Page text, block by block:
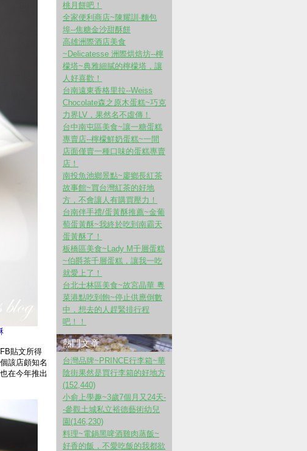
貼文所得
該店頗知名
在今年推出
桃月餅吧！
全家便利商店~陳耀訓·麵包
埠--焦糖金沙甜酥餅
高雄洲際酒店美食
~Delicatesse 洲際烘焙坊--檸
檬塔~典雅細膩的檸檬塔，讓
人好喜歡！
台南遠東香格里拉--Weiss
Chocolate森之原木蛋糕~巧克
力界LV，果然名不虛傳！
台中南屯區美食~讓一糖蛋糕
專賣店--檸檬鮮奶蛋糕~一間
店面僅賣一種口味的蛋糕專賣
店！
南投魚池鄉景點~廖鄉長紅茶
故事館~買台灣紅茶的好地
方，不會讓人有購買壓力！
台南伴手禮/蛋黃酥推薦~金葡
萄蛋黃酥~我終於吃到南霸天
蛋黃酥了！
板橋區美食~Lady M千層蛋糕
~伯爵茶千層蛋糕，讓我一吃
就愛上了！
台北士林區美食~故宮晶華 粵
菜港點吃到飽~停止供應倒數
中，想去的人趕緊排行程
吧！！
熱門文章
台灣品牌~PRINCE行李箱~華
陰街果然是買行李箱的好地方
(152,440)
小俞上學趣~3歲7個月又24天-
-參觀土城私立裕德藝術幼兒
園(146,230)
料理~電鍋黑啤酒雞肉蒸飯~
好香的飯，不愛吃飯的我都欲